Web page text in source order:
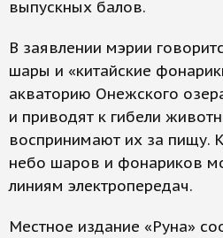
выпускных балов.
В заявлении мэрии
шары и «китайские
акваторию Онежского
и приводят к гибели
воспринимают их за пищу.
небо шаров и фонариков
линиям электропередач.
Местное издание «Руна»